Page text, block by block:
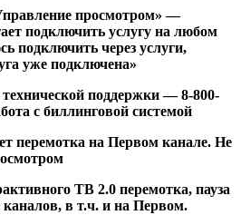
просмотром» —
подключить услугу на любом
подключить через услуги,
уже подключена»
поддержки — 8-800-
с биллинговой системой
перемотка на Первом канале. Не
ТВ 2.0 перемотка, пауза
в т.ч. и на Первом.